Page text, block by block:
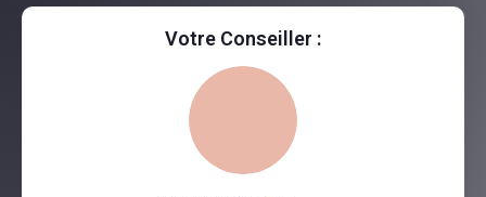
Votre Conseiller :